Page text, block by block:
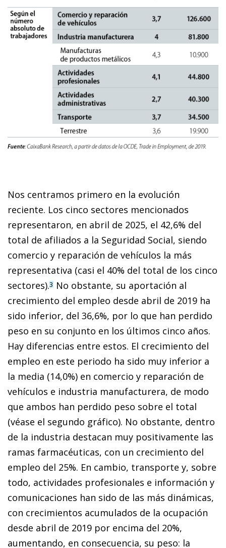
Nos centramos primero en la evolución
reciente. Los cinco sectores mencionados
representaron, en abril de 2025, el 42,6% del
total de afiliados a la Seguridad Social, siendo
comercio y reparación de vehículos la más
representativa (casi el 40% del total de los cinco
sectores).3 No obstante, su aportación al
crecimiento del empleo desde abril de 2019 ha
sido inferior, del 36,6%, por lo que han perdido
peso en su conjunto en los últimos cinco años.
Hay diferencias entre estos. El crecimiento del
empleo en este periodo ha sido muy inferior a
la media (14,0%) en comercio y reparación de
vehículos e industria manufacturera, de modo
que ambos han perdido peso sobre el total
(véase el segundo gráfico). No obstante, dentro
de la industria destacan muy positivamente las
ramas farmacéuticas, con un crecimiento del
empleo del 25%. En cambio, transporte y, sobre
todo, actividades profesionales e información y
comunicaciones han sido de las más dinámicas,
con crecimientos acumulados de la ocupación
desde abril de 2019 por encima del 20%,
aumentando, en consecuencia, su peso: la